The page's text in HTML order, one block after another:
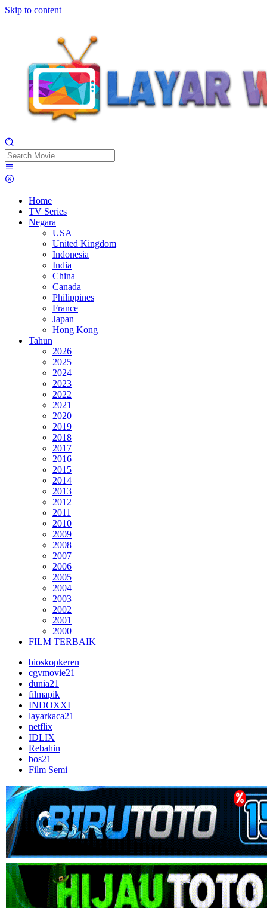
Skip to content
Home
TV Series
Negara
USA
United Kingdom
Indonesia
India
China
Canada
Philippines
France
Japan
Hong Kong
Tahun
2026
2025
2024
2023
2022
2021
2020
2019
2018
2017
2016
2015
2014
2013
2012
2011
2010
2009
2008
2007
2006
2005
2004
2003
2002
2001
2000
FILM TERBAIK
bioskopkeren
cgvmovie21
dunia21
filmapik
INDOXXI
layarkaca21
netflix
IDLIX
Rebahin
bos21
Film Semi